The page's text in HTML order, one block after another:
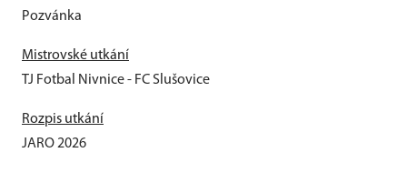
Pozvánka
Mistrovské utkání
TJ Fotbal Nivnice - FC Slušovice
Rozpis utkání
JARO 2026